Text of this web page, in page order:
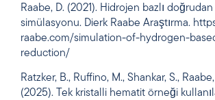
Raabe, D. (2021). Hidrojen bazlı
simülasyonu. Dierk Raabe Araştırma. https://www.dierk-
raabe.com/simulation-of-hydrogen-
reduction/
Ratzker, B., Ruffino, M., Shankar, S., Raabe,
(2025). Tek kristalli hematit örneği